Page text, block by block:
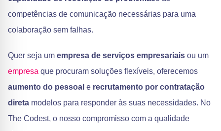
competências de comunicação necessárias para uma
colaboração sem falhas.
Quer seja um empresa de serviços empresariais ou um
empresa que procuram soluções flexíveis, oferecemos
aumento do pessoal e recrutamento por contratação
direta modelos para responder às suas necessidades. No
The Codest, o nosso compromisso com a qualidade